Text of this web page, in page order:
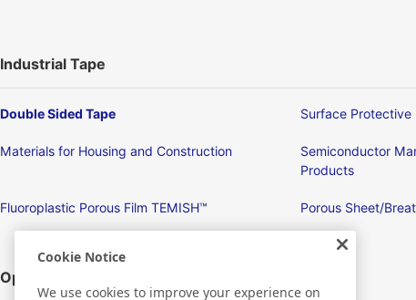
Industrial Tape
Double Sided Tape Surface Protective
Materials for Housing and Construction
Semiconductor
Products
Fluoroplastic Porous Film TEMISH™ Porous Sheet/
Optronics
Cookie Notice
We use cookies to improve your experience on